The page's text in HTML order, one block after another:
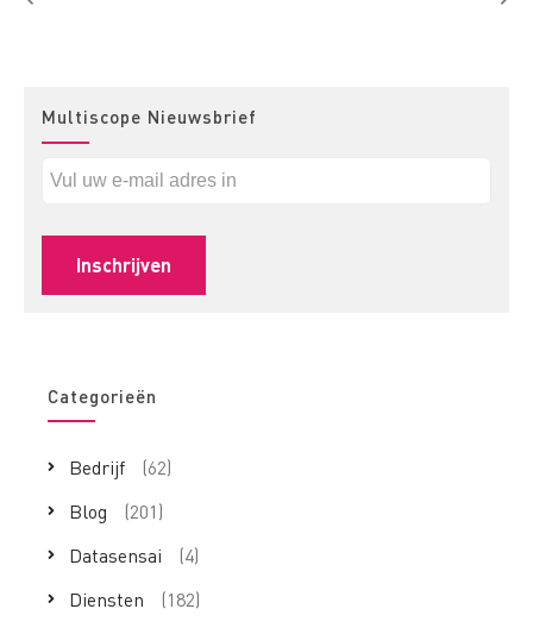
Multiscope Nieuwsbrief
Categorieën
Bedrijf
(62)
Blog
(201)
Datasensai
(4)
Diensten
(182)